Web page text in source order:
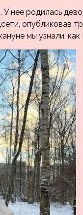
нее родилась
опубликовав
мы узнали, как